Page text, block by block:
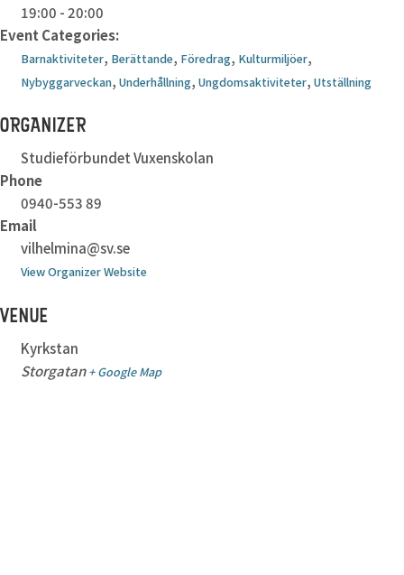
19:00 - 20:00
Event Categories:
Barnaktiviteter, Berättande, Föredrag, Kulturmiljöer,
Nybyggarveckan, Underhållning, Ungdomsaktiviteter, Utställning
ORGANIZER
Studieförbundet Vuxenskolan
Phone
0940-553 89
Email
vilhelmina@sv.se
View Organizer Website
VENUE
Kyrkstan
Storgatan + Google Map